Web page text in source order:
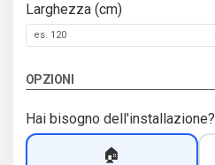
Larghezza (cm)
OPZIONI
Hai bisogno dell'installazione?
🏠